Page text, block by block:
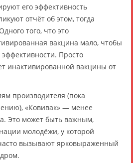
его эффективность
отчёт об этом, тогда
того, что это
вакцина мало, чтобы
Просто
инактивированной вакцины от
производителя (пока
«Ковивак» — менее
Это может быть важным,
молодёжи, у которой
вызывают ярковыраженный